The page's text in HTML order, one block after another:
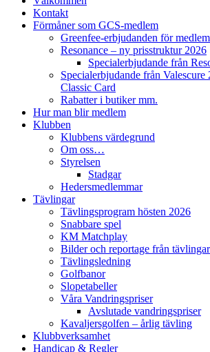
Kontakt
Förmåner som GCS-medlem
Greenfee-erbjudanden för
Resonance – ny prisstruktur 2026
Specialerbjudande från
Specialerbjudande från
Classic Card
Rabatter i butiker mm.
Hur man blir medlem
Klubben
Klubbens värdegrund
Om oss…
Styrelsen
Stadgar
Hedersmedlemmar
Tävlingar
Tävlingsprogram hösten 2026
Snabbare spel
KM Matchplay
Bilder och reportage från tävlingar
Tävlingsledning
Golfbanor
Slopetabeller
Våra Vandringspriser
Avslutade vandringspriser
Kavaljersgolfen – årlig tävling
Klubbverksamhet
Handicap & Regler